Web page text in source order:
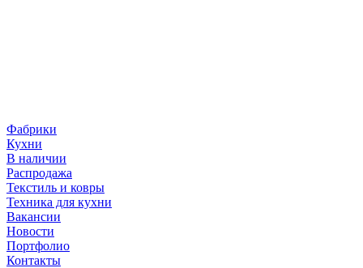
Фабрики
Кухни
В наличии
Распродажа
Текстиль и ковры
Техника для кухни
Вакансии
Новости
Портфолио
Контакты